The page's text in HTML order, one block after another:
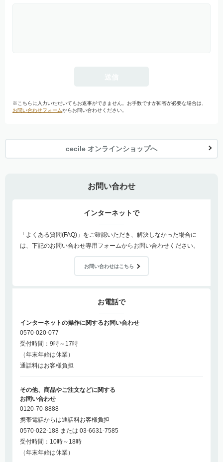
※こちらに入力いただいてもお返事ができません。お手数ですが回答が必要な場合は、
お問い合わせフォームからお問い合わせください。
cecile オンラインショップへ
お問い合わせ
インターネットで
「よくある質問(FAQ)」をご確認いただき、解決しなかった場合に
は、下記のお問い合わせ専用フォームからお問い合わせください。
お問い合わせはこちら
お電話で
インターネットの操作に関するお問い合わせ
0570-020-077
受付時間：9時～17時
（年末年始は休業）
通話料はお客様負担
その他、商品やご注文などに関する
お問い合わせ
0120-70-8888
携帯電話からは通話料お客様負担
0570-022-188 または 03-6631-7585
受付時間：10時～18時
（年末年始は休業）